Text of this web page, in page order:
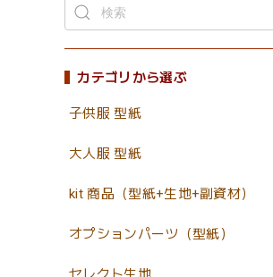
カテゴリから選ぶ
子供服 型紙
大人服 型紙
kit 商品（型紙+生地+副資材）
オプションパーツ（型紙）